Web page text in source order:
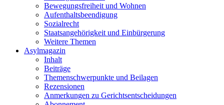
Bewegungsfreiheit und Wohnen
Aufenthaltsbeendigung
Sozialrecht
Staatsangehörigkeit und Einbürgerung
Weitere Themen
Asylmagazin
Inhalt
Beiträge
Themenschwerpunkte und Beilagen
Rezensionen
Anmerkungen zu Gerichtsentscheidungen